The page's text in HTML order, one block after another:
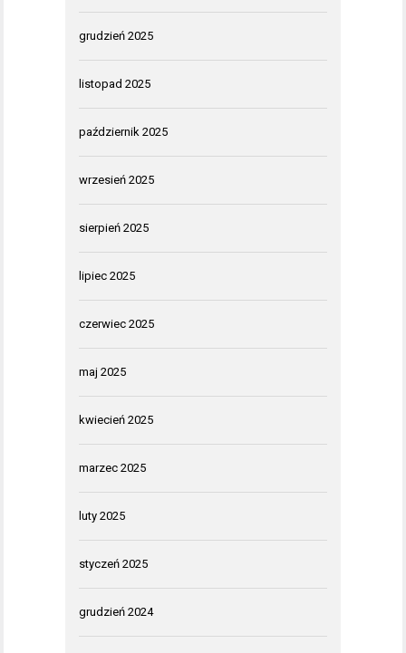
grudzień 2025
listopad 2025
październik 2025
wrzesień 2025
sierpień 2025
lipiec 2025
czerwiec 2025
maj 2025
kwiecień 2025
marzec 2025
luty 2025
styczeń 2025
grudzień 2024